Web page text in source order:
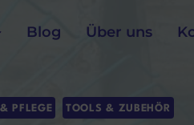
Blog Über uns
PFLEGE TOOLS & ZUBEHÖR